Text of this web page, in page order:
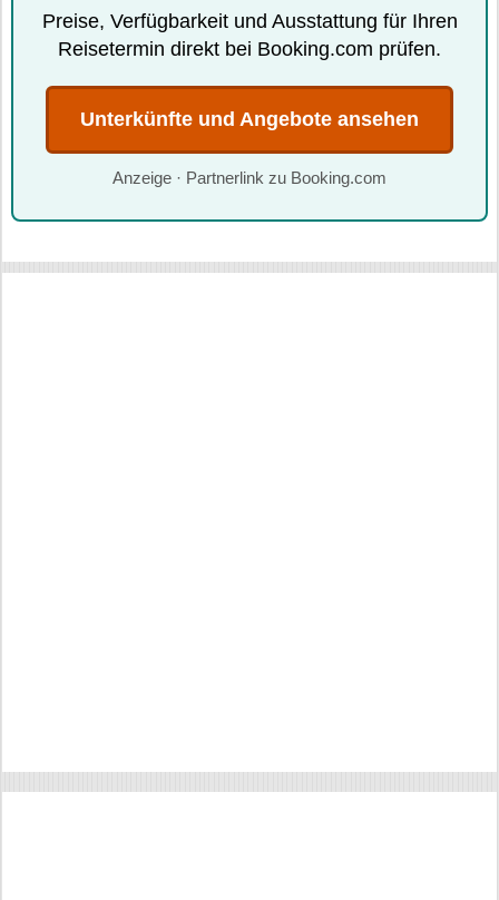
Preise, Verfügbarkeit und Ausstattung für Ihren
Reisetermin direkt bei Booking.com prüfen.
Unterkünfte und Angebote ansehen
Anzeige · Partnerlink zu Booking.com